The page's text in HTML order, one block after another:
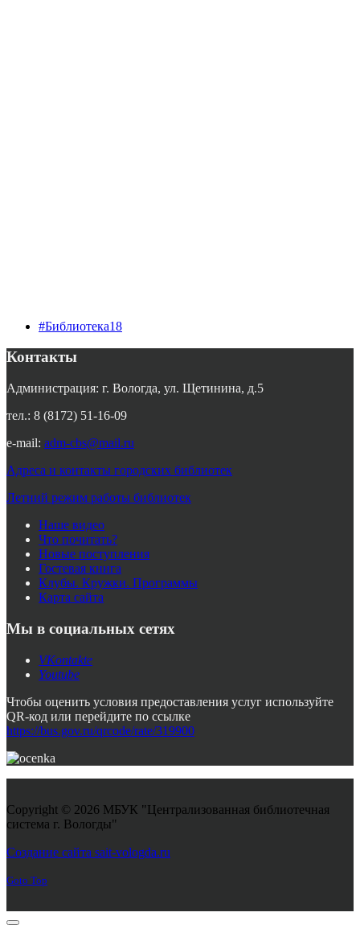
#Библиотека18
Контакты
Администрация: г. Вологда, ул. Щетинина, д.5
тел.: 8 (8172) 51-16-09
e-mail: adm-cbs@mail.ru
Адреса и контакты городских библиотек
Летний режим работы библиотек
Наше видео
Что почитать?
Новые поступления
Гостевая книга
Клубы. Кружки. Программы
Карта сайта
Мы в социальных сетях
VKontakte
Youtube
Чтобы оценить условия предоставления услуг используйте
QR-код или перейдите по ссылке
https://bus.gov.ru/qrcode/rate/319900
Copyright © 2026 МБУК "Централизованная библиотечная
система г. Вологды"
Создание сайта sait-vologda.ru
Goto Top